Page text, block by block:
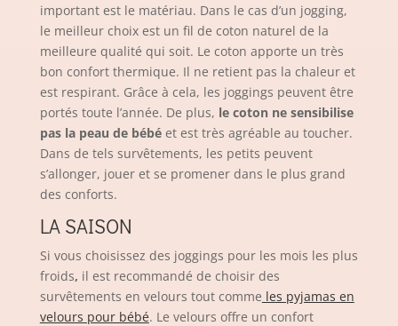
important est le matériau. Dans le cas d’un jogging,
le meilleur choix est un fil de coton naturel de la
meilleure qualité qui soit. Le coton apporte un très
bon confort thermique. Il ne retient pas la chaleur et
est respirant. Grâce à cela, les joggings peuvent être
portés toute l’année. De plus, le coton ne sensibilise
pas la peau de bébéet est très agréable au toucher.
Dans de tels survêtements, les petits peuvent
s’allonger, jouer et se promener dans le plus grand
des conforts.
LA SAISON
Si vous choisissez des joggings pour les mois les plus
froids, il est recommandé de choisir des
survêtements en velours tout comme les pyjamas en
velours pour bébé. Le velours offre un confort